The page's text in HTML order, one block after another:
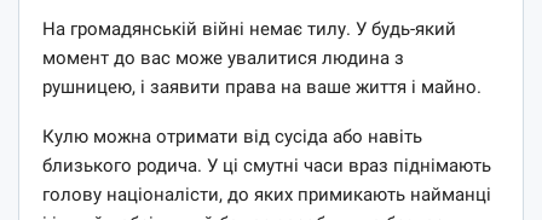
На громадянській війні немає тилу. У будь-який
момент до вас може увалитися людина з
рушницею, і заявити права на ваше життя і майно.
Кулю можна отримати від сусіда або навіть
близького родича. У ці смутні часи враз піднімають
голову націоналісти, до яких примикають найманці